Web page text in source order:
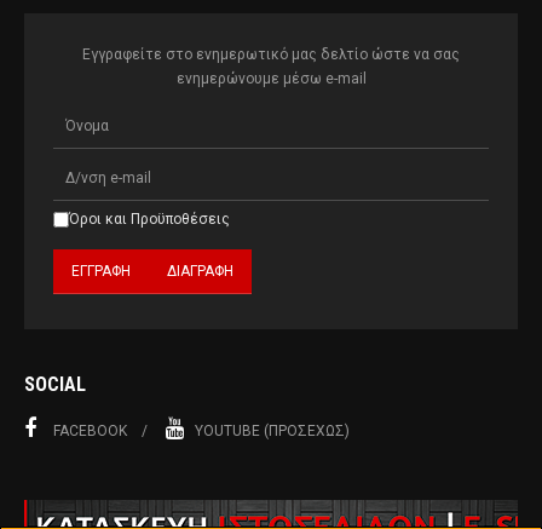
Εγγραφείτε στο ενημερωτικό μας δελτίο ώστε να σας
ενημερώνουμε μέσω e-mail
Όροι και Προϋποθέσεις
SOCIAL
FACEBOOK YOUTUBE (ΠΡΟΣΕΧΏΣ)